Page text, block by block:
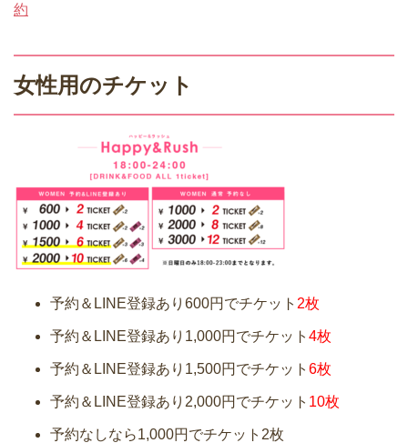
約
女性用のチケット
予約＆LINE登録あり600円でチケット 2枚
予約＆LINE登録あり1,000円でチケット 4枚
予約＆LINE登録あり1,500円でチケット 6枚
予約＆LINE登録あり2,000円でチケット 10枚
予約なしなら1,000円でチケット2枚